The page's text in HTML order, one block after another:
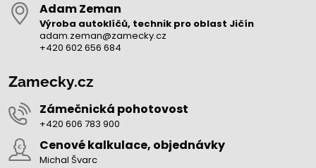
Adam Zeman
Výroba autoklíčů, technik pro oblast Jičín
adam.zeman@zamecky.cz
+420 602 656 684
Zamecky.cz
Zámečnická pohotovost
+420 606 783 900
Cenové kalkulace, objednávky
Michal Švarc